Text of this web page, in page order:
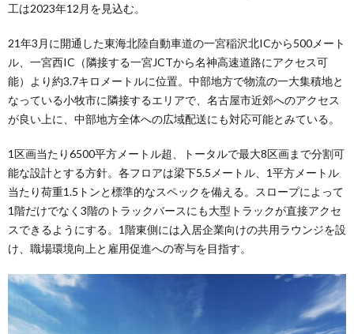
工は2023年12月を見込む。
21年3月に開通した東海北陸自動車道の一宮稲沢北ICから500メート
ル、一宮西IC（隣接する一宮JCTから名神高速道路にアクセス可
能）より約3.7キロメートルに位置。中部地方で物流の一大集積地と
なっている小牧市に隣接するエリアで、名古屋市近郊へのアクセス
が良い上に、中部地方全体への広域配送にも対応可能とみている。
1区画当たり6500平方メートル超、トータルで最大8区画まで分割可
能な設計とする方針。各フロアは梁下5.5メートル、1平方メートル
当たり荷重1.5トンと標準的なスペックを備える。スロープによって
1階だけでなく3階のトラックバースにも大型トラックが直接アクセ
スできるようにする。1階東側には入居企業向けの共用ラウンジを設
け、職場環境向上と雇用促進への寄与を目指す。